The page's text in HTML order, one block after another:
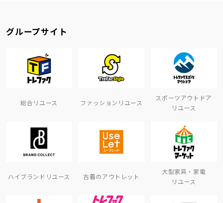
グループサイト
総合リユース ファッションリユース
スポーツアウトドア
リユース
ハイブランドリユース 古着のアウトレット
大型家具・家電
リユース